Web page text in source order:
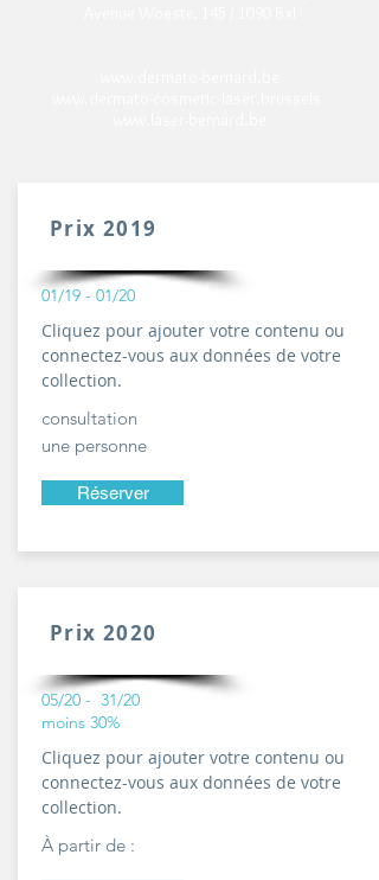
Prix 2019
01/19 - 01/20
Cliquez pour ajouter votre contenu ou
connectez-vous aux données de votre
collection.
consultation
une personne
50 euros
Réserver
Prix 2020
05/20 - 31/20
moins 30%
Cliquez pour ajouter votre contenu ou
connectez-vous aux données de votre
collection.
À partir de :